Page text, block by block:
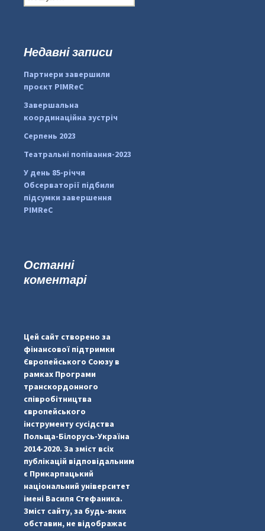
pimrec_project
о
:Недавні записи
Партнери завершили
проєкт PIMReC
Завершальна
координаційна зустріч
Серпень 2023
Театральні попівання-2023
У день 85-річчя
Обсерваторії підбили
підсумки завершення
PIMReC
Останні
коментарі
Цей сайт створено за
фінансової підтримки
Європейського Союзу в
рамках Програми
транскордонного
співробітництва
європейського
інструменту сусідства
Польща-Білорусь-Україна
2014-2020. За зміст всіх
публікацій відповідальним
є Прикарпацький
національний університет
імені Василя Стефаника.
Зміст сайту, за будь-яких
обставин, не відображає